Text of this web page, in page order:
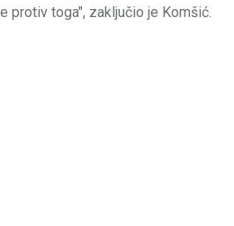
protiv toga", zaključio je Komšić.